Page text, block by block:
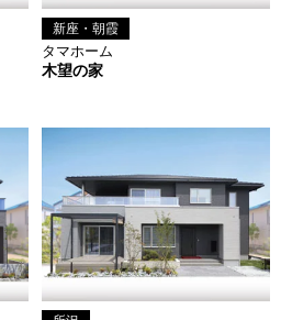
新座・朝霞
タマホーム
木望の家